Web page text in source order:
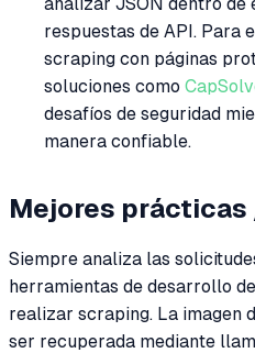
respuestas de API. Para
scraping con páginas
soluciones como
desafíos de seguridad
manera confiable.
Mejores prácticas
Siempre analiza las
herramientas de desarrollo
realizar scraping. La imagen
ser recuperada mediante